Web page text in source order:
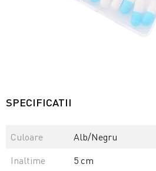
SPECIFICATII
Culoare
Alb/Negru
Inaltime
5 cm